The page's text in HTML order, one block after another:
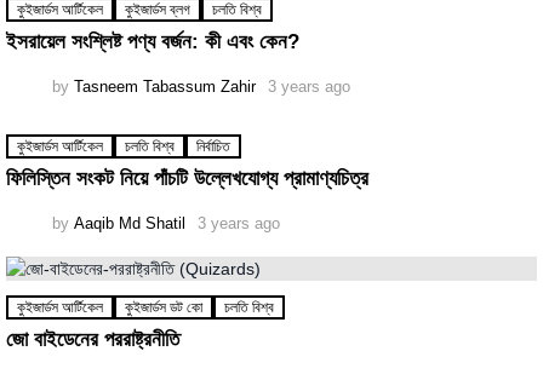
কুইজার্ডস আর্টিকেল কুইজার্ডস ব্লগ চলতি বিশ্ব
ইসরায়েল সংশ্লিষ্ট পণ্য বর্জন: কী এবং কেন?
by Tasneem Tabassum Zahir 3 years ago
কুইজার্ডস আর্টিকেল চলতি বিশ্ব নির্বাচিত
ফিলিস্তিন সংকট নিয়ে পাঁচটি উল্লেখযোগ্য প্রামাণ্যচিত্র
by Aaqib Md Shatil 3 years ago
কুইজার্ডস আর্টিকেল কুইজার্ডস ডট কো চলতি বিশ্ব
জো বাইডেনের পররাষ্ট্রনীতি